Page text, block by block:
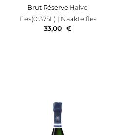
Brut Réserve Halve
Fles(0.375L) | Naakte fles
33,00 €